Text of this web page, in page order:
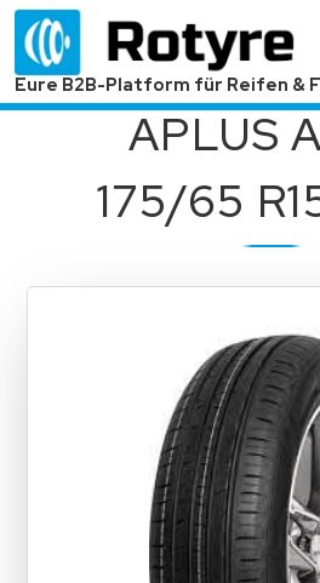
Eure B2B-Platform für Reifen &
APLUS
175/65